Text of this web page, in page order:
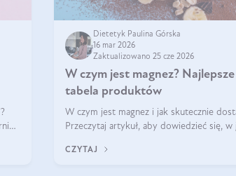
Dietetyk Paulina Górska
16 mar 2026
Zaktualizowano 25 cze 2026
W czym jest magnez?
tabela produktów
W czym jest magnez i jak skutecznie
Przeczytaj artykuł, aby dowiedzieć się,
CZYTAJ